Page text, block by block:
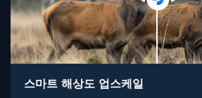
AI 선명도 향상
스마트 해상도 업스케일
사실적인 색상 복원
인물 사진 완성